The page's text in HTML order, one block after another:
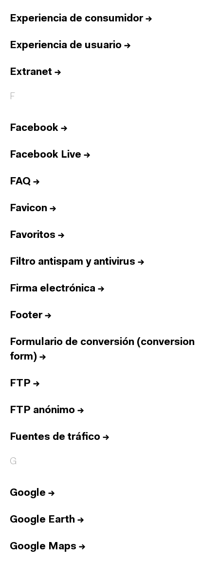
Experiencia de consumidor→
Experiencia de usuario →
Extranet →
F
Facebook →
Facebook Live →
FAQ →
Favicon →
Favoritos →
Filtro antispam y antivirus →
Firma electrónica →
Footer→
Formulario de conversión (conversion
form) →
FTP →
FTP anónimo →
Fuentes de tráfico →
G
Google →
Google Earth →
Google Maps →